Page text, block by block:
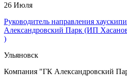
26 Июля
Руководитель направления
Александровский Парк (ИП
)
Ульяновск
Компания "ГК Александровский